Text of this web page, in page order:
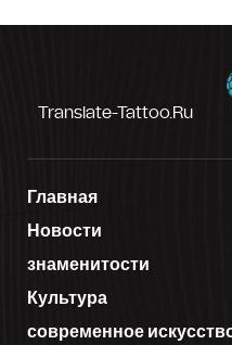
Translate-Tattoo.ru
Главная
Новости
знаменитости
Культура
современное